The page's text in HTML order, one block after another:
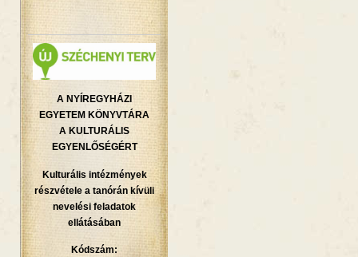
A NYÍREGYHÁZI
EGYETEM KÖNYVTÁRA
A KULTURÁLIS
EGYENLŐSÉGÉRT
Kulturális intézmények
részvétele a tanórán kívüli
nevelési feladatok
ellátásában
Kódszám: